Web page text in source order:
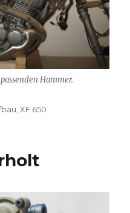
Hammer.
,XF 650